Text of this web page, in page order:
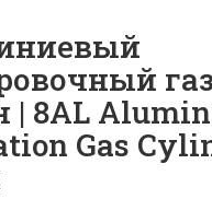
| 8AL
Gas